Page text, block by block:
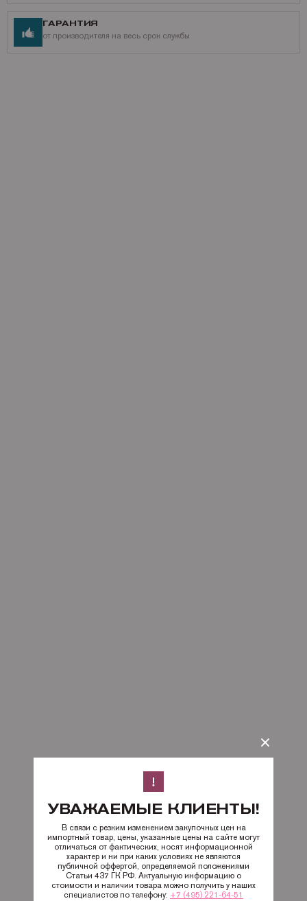
ГАРАНТИЯ
от производителя на весь срок службы
УВАЖАЕМЫЕ КЛИЕНТЫ!
В связи с резким изменением закупочных цен на
импортный товар, цены, указанные цены на сайте могут
отличаться от фактических, носят информационной
характер и ни при каких условиях не являются
публичной оффертой, определяемой положениями
Статьи 437 ГК РФ. Актуальную информацию о
стоимости и наличии товара можно получить у наших
специалистов по телефону: +7 (495) 221-64-51